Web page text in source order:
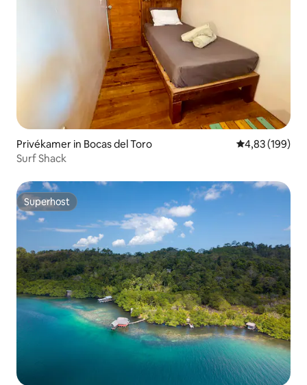
Privékamer in Bocas del Toro Gemiddelde
4,83 (199)
Surf Shack
Superhost
Superhost